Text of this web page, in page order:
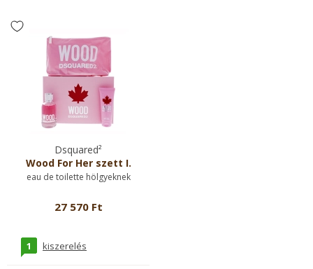
Dsquared²
Wood For Her szett I.
eau de toilette hölgyeknek
27 570 Ft
1 kiszerelés